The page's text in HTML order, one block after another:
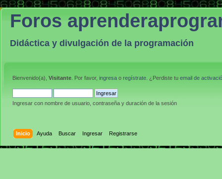
Foros
Didáctica y divulgación de la programación
Bienvenido(a), Visitante . Por favor, ingresa o regístrate . ¿Perdiste tu email de
Ingresar con nombre de usuario, contraseña y duración de la sesión
Inicio Ayuda Buscar Ingresar Registrarse